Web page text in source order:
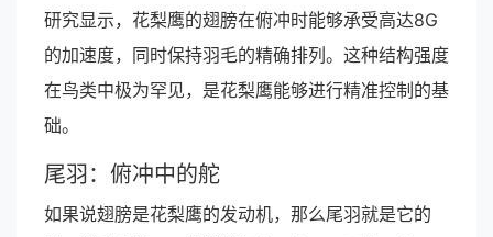
研究显示，花梨鹰的翅膀在俯冲时能够承受高达8G
的加速度，同时保持羽毛的精确排列。这种结构强度
在鸟类中极为罕见，是花梨鹰能够进行精准控制的基
础。
尾羽：俯冲中的舵
如果说翅膀是花梨鹰的发动机，那么尾羽就是它的